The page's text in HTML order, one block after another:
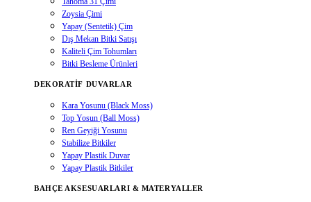
Zoysia Çimi
Yapay (Sentetik) Çim
Dış Mekan Bitki Satışı
Kaliteli Çim Tohumları
Bitki Besleme Ürünleri
DEKORATIF DUVARLAR
Kara Yosunu (Black Moss)
Top Yosun (Ball Moss)
Ren Geyiği Yosunu
Stabilize Bitkiler
Yapay Plastik Duvar
Yapay Plastik Bitkiler
BAHÇE AKSESUARLARI & MATERYALLER